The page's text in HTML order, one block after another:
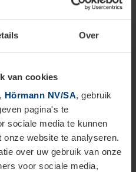
Over
van cookies
Hörmann NV/SA, gebruik
pagina's te
sociale media te kunnen
onze website te analyseren.
over uw gebruik van onze
voor sociale media,